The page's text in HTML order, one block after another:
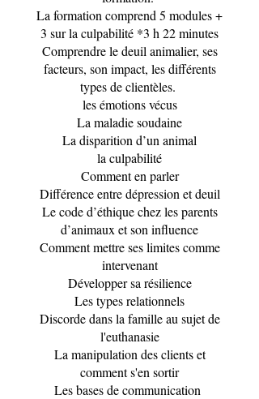
La formation comprend 5 modules​​ +
3 sur la culpabilité *3 h 22 minutes
​Comprendre le deuil animalier, ses
facteurs, son impact, les différents
types de clientèles.
les émotions vécus
La maladie soudaine
La disparition d’un animal
la culpabilité
Comment en parler
Différence entre dépression et deuil
Le code d’éthique chez les parents
d’animaux et son influence
Comment mettre ses limites comme
intervenant
Développer sa résilience
Les types relationnels
Discorde dans la famille au sujet de
l'euthanasie
La manipulation des clients et
comment s'en sortir
Les bases de communication